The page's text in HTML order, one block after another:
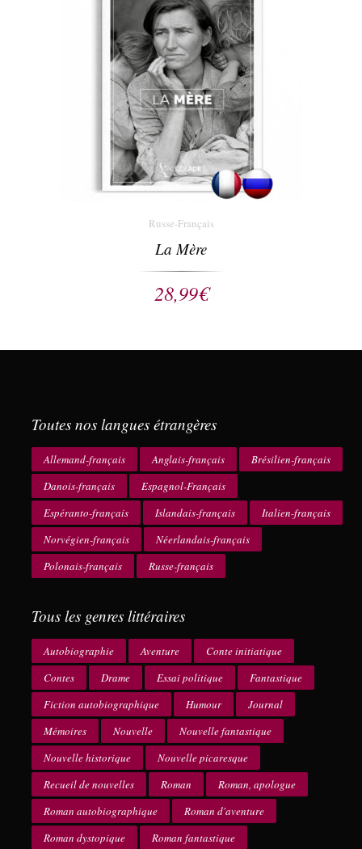
Russe-Français
La Mère
28,99€
Toutes nos langues étrangères
Allemand-français Anglais-français
Brésilien-français
Danois-français
Espagnol-Français
Espéranto-français
Islandais-français
Italien-français
Norvégien-français
Néerlandais-français
Polonais-français
Russe-français
Tous les genres littéraires
Autobiographie Aventure
Conte initiatique
Contes
Drame Essai politique
Fantastique
Fiction autobiographique
Humour
Journal
Mémoires
Nouvelle
Nouvelle fantastique
Nouvelle historique
Nouvelle picaresque
Recueil de nouvelles
Roman
Roman, apologue
Roman autobiographique
Roman d'aventure
Roman dystopique
Roman fantastique